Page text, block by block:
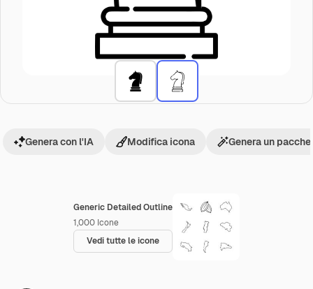
Generic Detailed Outline
1,000 Icone
Vedi tutte le icone
Genera con l'IA Modifica icona Genera un